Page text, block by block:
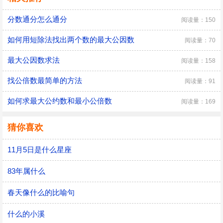
分数通分怎么通分 阅读量：150
如何用短除法找出两个数的最大公因数 阅读量：70
最大公因数求法 阅读量：158
找公倍数最简单的方法 阅读量：91
如何求最大公约数和最小公倍数 阅读量：169
猜你喜欢
11月5日是什么星座
83年属什么
春天像什么的比喻句
什么的小溪